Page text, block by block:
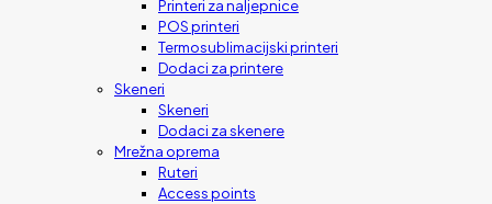
Printeri za naljepnice
POS printeri
Termosublimacijski printeri
Dodaci za printere
Skeneri
Skeneri
Dodaci za skenere
Mrežna oprema
Ruteri
Access points